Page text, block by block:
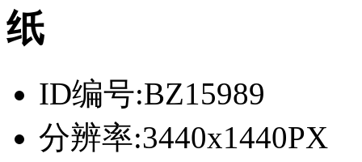
纸
ID编号:BZ15989
分辨率:3440x1440PX